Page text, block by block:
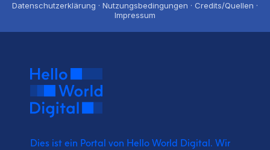
Datenschutzerklärung · Nutzungsbedingungen · Credits/Quellen ·
Impressum
Dies ist ein Portal von Hello World Digital. Wir